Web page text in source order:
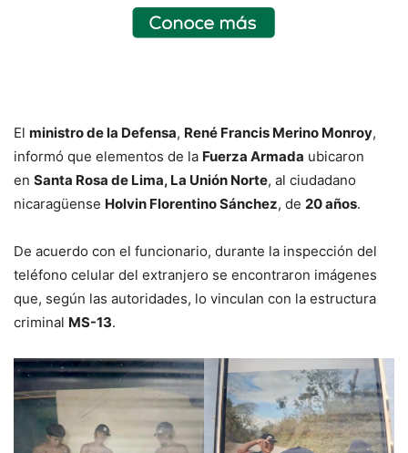
El ministro de la Defensa, René Francis Merino Monroy,
informó que elementos de la Fuerza Armada ubicaron
en Santa Rosa de Lima, La Unión Norte, al ciudadano
nicaragüense Holvin Florentino Sánchez, de 20 años.
De acuerdo con el funcionario, durante la inspección del
teléfono celular del extranjero se encontraron imágenes
que, según las autoridades, lo vinculan con la estructura
criminal MS-13.